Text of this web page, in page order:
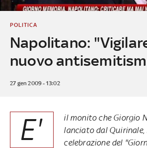
Napolitano:
nuovo
POLITICA
27 gen 2009 - 13:02
E'
il monito che Giorgio
lanciato dal Quirinale,
celebrazione del